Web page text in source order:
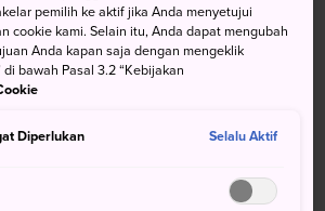
Salah Satu
di Jepang
Wihara Buddha Myooin telah menjadi
yang konon dibangun pada tahun
pemilih ke aktif jika Anda menyetujui
cookie kami. Selain itu, Anda dapat mengubah
Anda kapan saja dengan mengeklik
bawah Pasal 3.2 “Kebijakan
Diperlukan Selalu Aktif